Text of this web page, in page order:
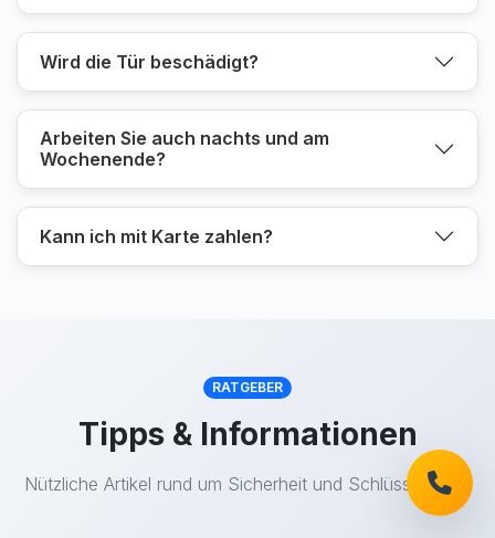
Wird die Tür beschädigt?
Arbeiten Sie auch nachts und am
Wochenende?
Kann ich mit Karte zahlen?
RATGEBER
Tipps & Informationen
Nützliche Artikel rund um Sicherheit und Schlüsseldienst